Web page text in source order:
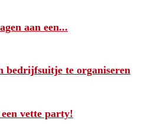
aan een...
bedrijfsuitje te organiseren
vette party!